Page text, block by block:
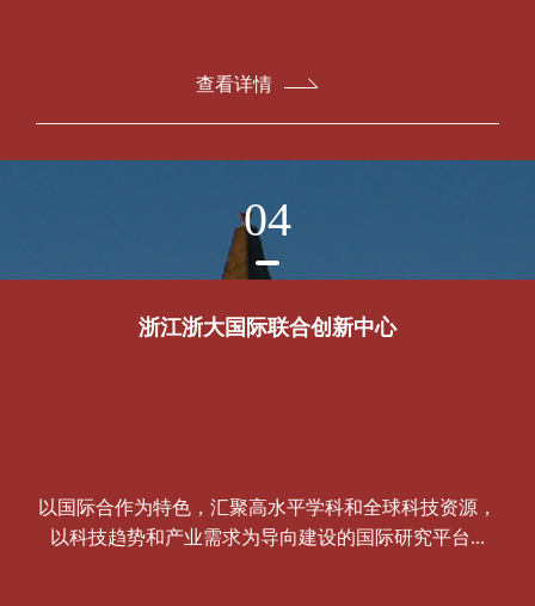
查看详情
04
浙江浙大国际联合创新中心
以国际合作为特色，汇聚高水平学科和全球科技资源，
以科技趋势和产业需求为导向建设的国际研究平台...